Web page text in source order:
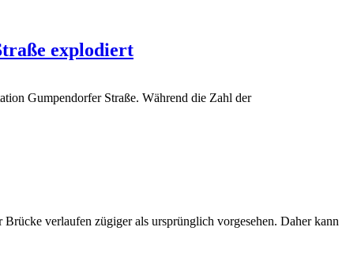
explodiert
Gumpendorfer Straße. Während die Zahl der
verlaufen zügiger als ursprünglich vorgesehen. Daher kann